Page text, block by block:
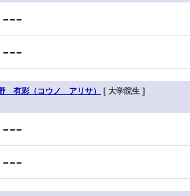
---
---
有彩（コウノ アリサ） [ 大学院生 ]
---
---